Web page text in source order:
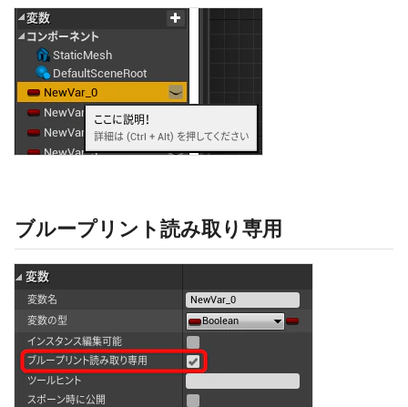
ブループリント読み取り専用